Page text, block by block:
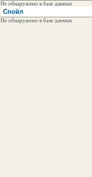
Не обнаружено в базе данных
Спойл
Не обнаружено в базе данных